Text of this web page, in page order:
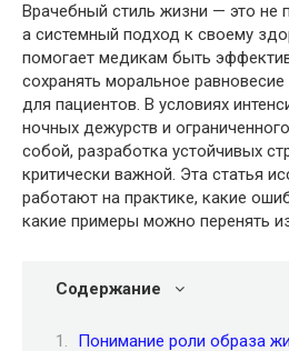
Врачебный стиль жизни — это не
а системный подход к своему
помогает медикам быть
сохранять моральное
для пациентов. В условиях
ночных дежурств и
собой, разработка устойчивых
критически важной. Эта статья
работают на практике, какие
какие примеры можно перенять
Содержание
Понимание роли образа